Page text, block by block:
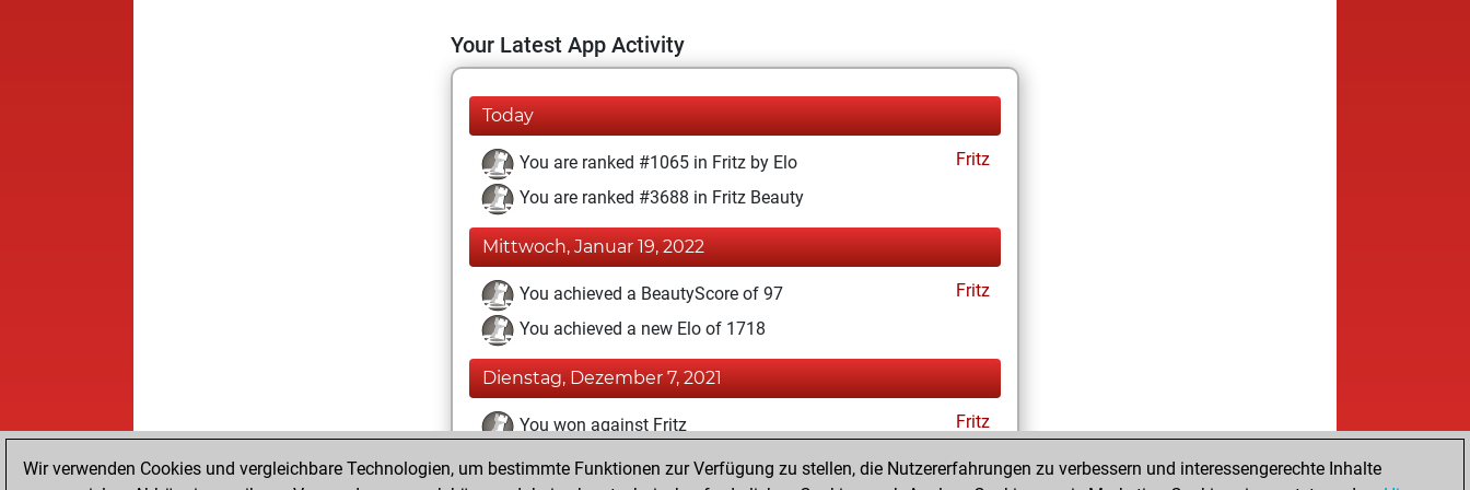
Your Latest App Activity
Today
You are ranked #1065 in Fritz by Elo
Fritz
You are ranked #3688 in Fritz Beauty
Mittwoch, Januar 19, 2022
You achieved a BeautyScore of 97
Fritz
You achieved a new Elo of 1718
Dienstag, Dezember 7, 2021
You won against Fritz Fritz
Montag, Dezember 6, 2021
Wir verwenden Cookies und vergleichbare Technologien, um bestimmte Funktionen zur Verfügung zu stellen, die Nutzererfahrungen zu verbessern und interessengerechte Inhalte